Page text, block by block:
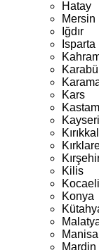
Hatay
Mersin
Iğdır
Isparta
Kars
Kayseri
Kilis
Kocaeli
Konya
Manisa
Mardin